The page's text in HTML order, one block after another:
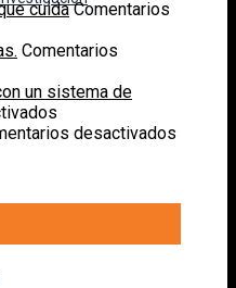
II
de
–
Sanatorio
San
cuida Comentarios
Comentarios
un sistema de
Lactar
desactivados